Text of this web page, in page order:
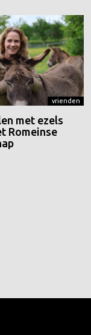
vrienden
met ezels
Romeinse